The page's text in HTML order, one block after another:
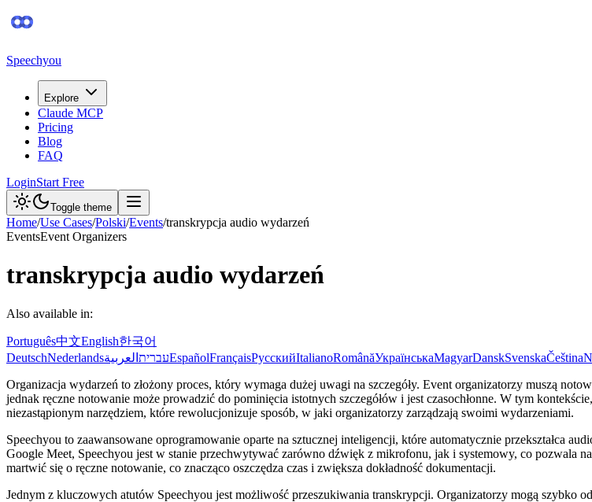
Speechyou
Explore
Claude MCP
Pricing
Blog
FAQ
LoginStart Free
Toggle theme
Home/Use Cases/Polski/Events/transkrypcja audio wydarzeń
EventsEvent Organizers
transkrypcja audio wydarzeń
Also available in:
Português中文English한국어
DeutschNederlands עברית العربية EspañolFrançaisРусскийItalianoRomânăУкраїнськаMagyarDanskSvenskaČeština
Organizacja wydarzeń to złożony proces, który wymaga dużej uwagi na szczegóły. Event organizatorzy muszą
jednak ręczne notowanie może prowadzić do pominięcia istotnych szczegółów i jest czasochłonne. W tym
niezastąpionym narzędziem, które rewolucjonizuje sposób, w jaki organizatorzy zarządzają swoimi wydarzeniami.
Speechyou to zaawansowane oprogramowanie oparte na sztucznej inteligencji, które automatycznie przekształca
Google Meet, Speechyou jest w stanie przechwytywać zarówno dźwięk z mikrofonu, jak i systemowy, co pozwala
martwić się o ręczne notowanie, co znacząco oszczędza czas i zwiększa dokładność dokumentacji.
Jednym z kluczowych atutów Speechyou jest możliwość przeszukiwania transkrypcji. Organizatorzy mogą szybko